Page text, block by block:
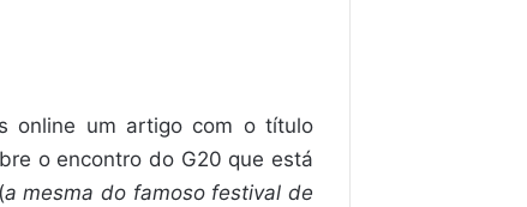
online um artigo com o título
o encontro do G20 que está
a mesma do famoso festival de